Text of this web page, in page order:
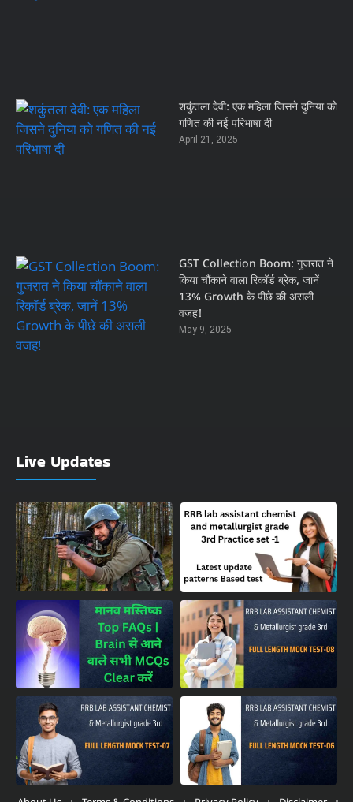
शकुंतला देवी: एक महिला जिसने दुनिया को
गणित की नई परिभाषा दी
April 21, 2025
GST Collection Boom: गुजरात ने
किया चौंकाने वाला रिकॉर्ड ब्रेक, जानें
13% Growth के पीछे की असली
वजह!
May 9, 2025
Live Updates